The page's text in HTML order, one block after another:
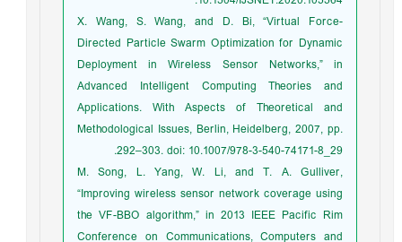
X. Wang, S. Wang, and D. Bi, “Virtual Force-
Directed Particle Swarm Optimization for Dynamic
Deployment in Wireless Sensor Networks,” in
Advanced Intelligent Computing Theories and
Applications. With Aspects of Theoretical and
Methodological Issues, Berlin, Heidelberg, 2007, pp.
292–303. doi: 10.1007/978-3-540-74171-8_29.
M. Song, L. Yang, W. Li, and T. A. Gulliver,
“Improving wireless sensor network coverage using
the VF-BBO algorithm,” in 2013 IEEE Pacific Rim
Conference on Communications, Computers and